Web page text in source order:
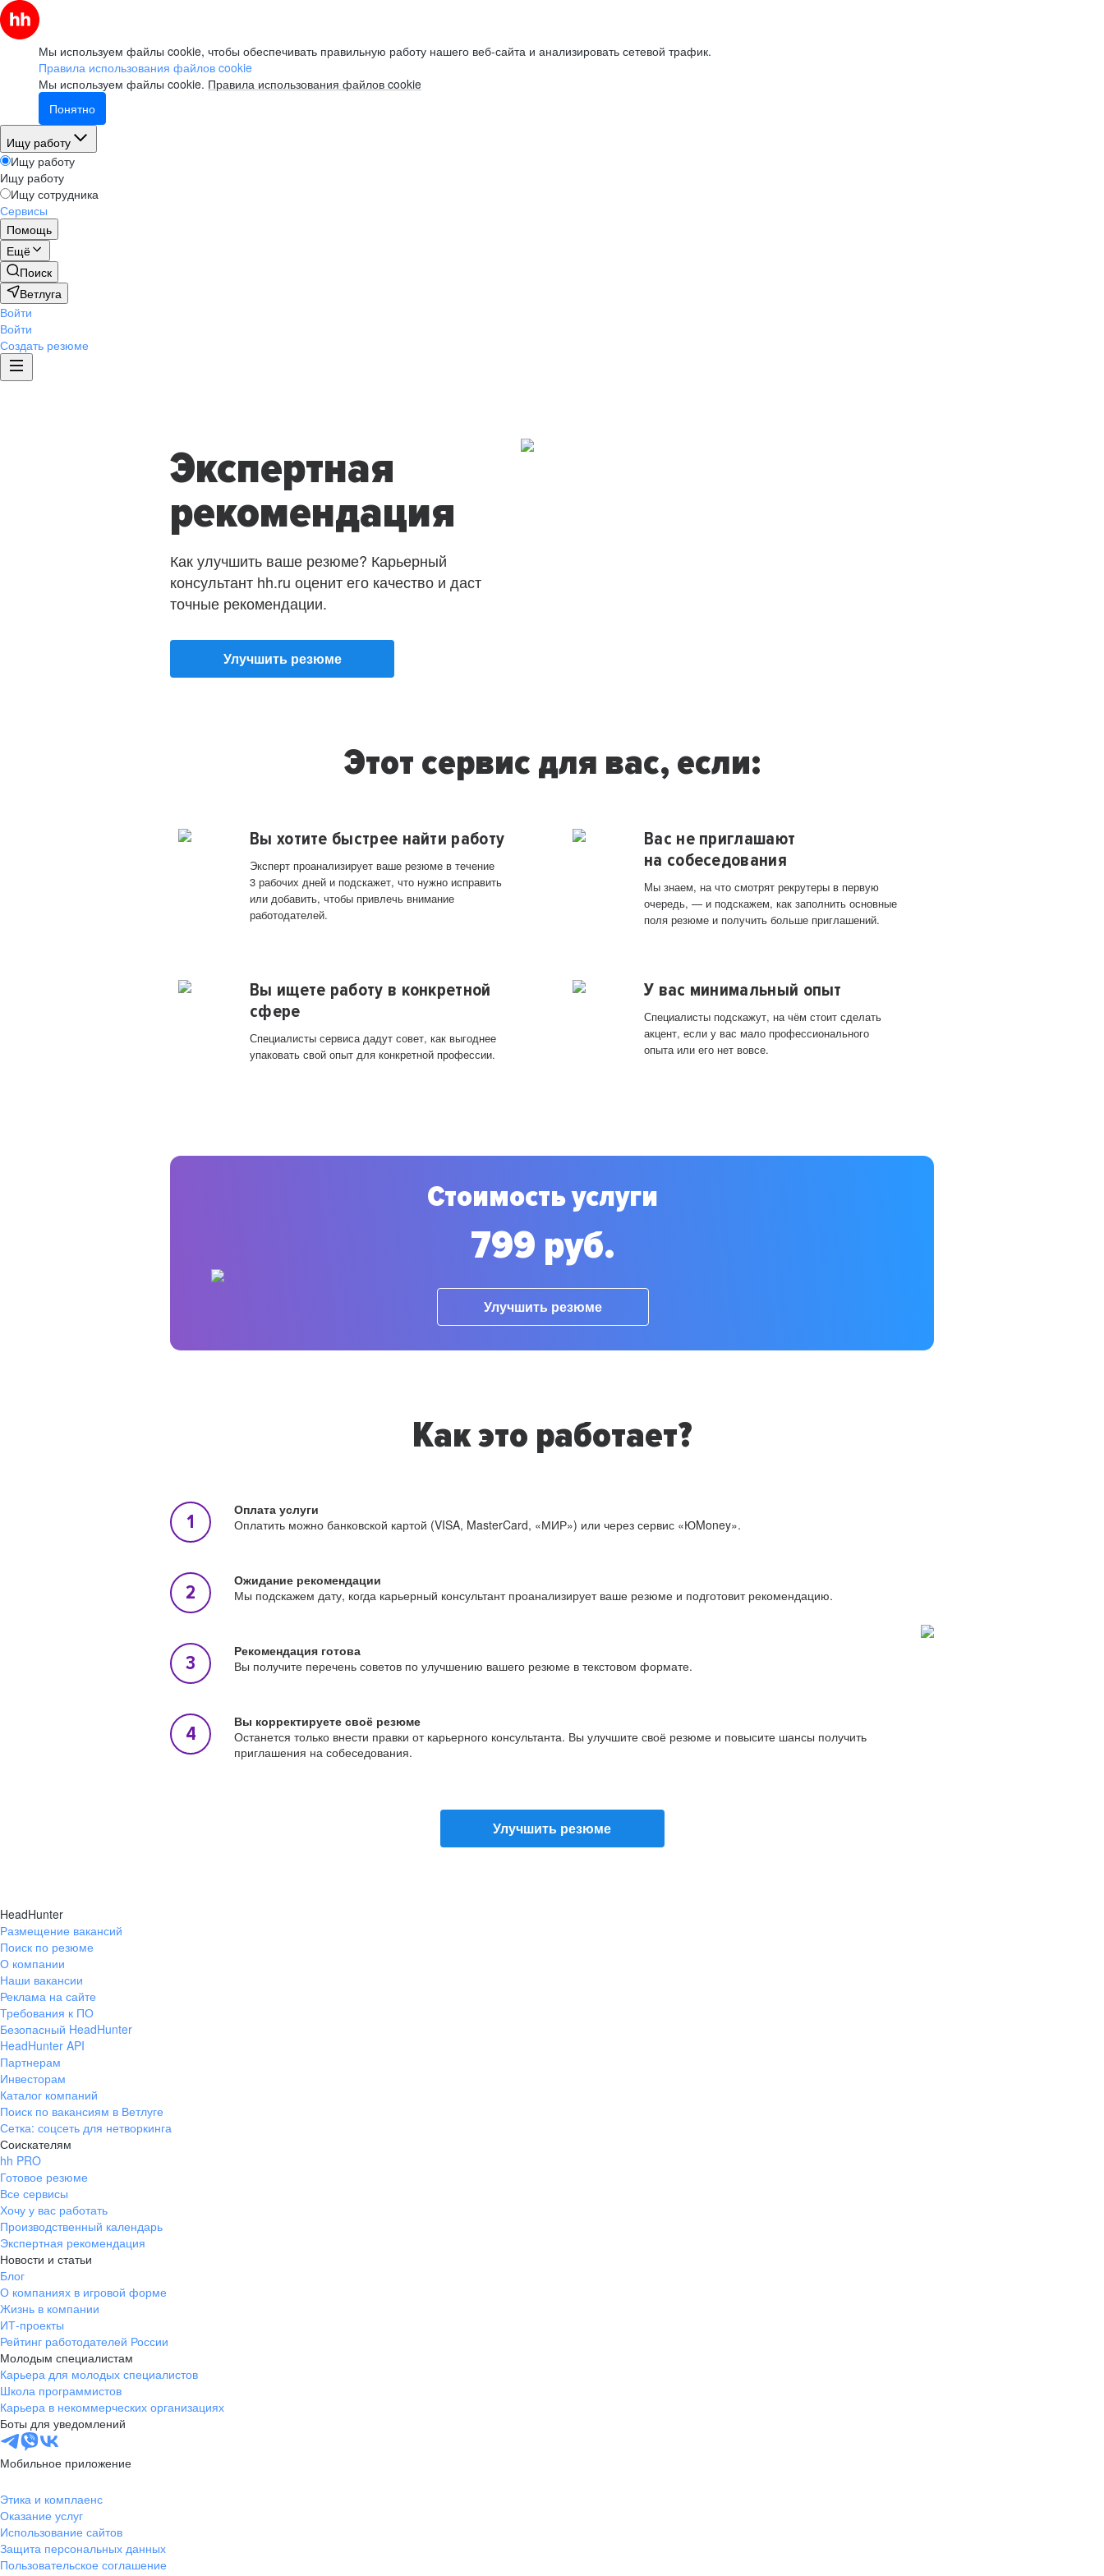
Мы используем файлы cookie, чтобы обеспечивать правильную работу нашего веб-сайта и анализировать сетевой трафик.
Правила использования файлов cookie
Мы используем файлы cookie. Правила использования файлов cookie
Понятно
Ищу работу
Ищу работу
Ищу работу
Ищу сотрудника
Сервисы
Помощь
Ещё
Поиск
Ветлуга
Войти
Войти
Создать резюме
Экспертная
рекомендация
Как улучшить ваше резюме? Карьерный
консультант hh.ru оценит его качество и даст
точные рекомендации.
Улучшить резюме
Этот сервис для вас, если:
Вы хотите быстрее найти работу
Эксперт проанализирует ваше резюме в течение
3 рабочих дней и подскажет, что нужно исправить
или добавить, чтобы привлечь внимание
работодателей.
Вас не приглашают
на собеседования
Мы знаем, на что смотрят рекрутеры в первую
очередь, — и подскажем, как заполнить основные
поля резюме и получить больше приглашений.
Вы ищете работу в конкретной
сфере
Специалисты сервиса дадут совет, как выгоднее
упаковать свой опыт для конкретной профессии.
У вас минимальный опыт
Специалисты подскажут, на чём стоит сделать
акцент, если у вас мало профессионального
опыта или его нет вовсе.
Стоимость услуги
799 руб.
Улучшить резюме
Как это работает?
Оплата услуги
Оплатить можно банковской картой (VISA, MasterCard, «МИР») или через сервис «ЮMoney».
Ожидание рекомендации
Мы подскажем дату, когда карьерный консультант проанализирует ваше резюме и подготовит рекомендацию.
Рекомендация готова
Вы получите перечень советов по улучшению вашего резюме в текстовом формате.
Вы корректируете своё резюме
Останется только внести правки от карьерного консультанта. Вы улучшите своё резюме и повысите шансы получить
приглашения на собеседования.
Улучшить резюме
HeadHunter
Размещение вакансий
Поиск по резюме
О компании
Наши вакансии
Реклама на сайте
Требования к ПО
Безопасный HeadHunter
HeadHunter API
Партнерам
Инвесторам
Каталог компаний
Поиск по вакансиям в Ветлуге
Сетка: соцсеть для нетворкинга
Соискателям
hh PRO
Готовое резюме
Все сервисы
Хочу у вас работать
Производственный календарь
Экспертная рекомендация
Новости и статьи
Блог
О компаниях в игровой форме
Жизнь в компании
ИТ-проекты
Рейтинг работодателей России
Молодым специалистам
Карьера для молодых специалистов
Школа программистов
Карьера в некоммерческих организациях
Боты для уведомлений
Мобильное приложение
Этика и комплаенс
Оказание услуг
Использование сайтов
Защита персональных данных
Пользовательское соглашение